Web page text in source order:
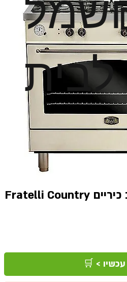
לבית
תנור 90 ס"מ משולב כיריים Fratelli Country
> 🛒